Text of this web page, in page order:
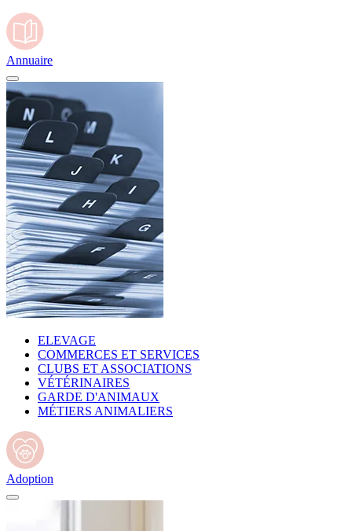
Annuaire
ELEVAGE
COMMERCES ET SERVICES
CLUBS ET ASSOCIATIONS
VÉTÉRINAIRES
GARDE D'ANIMAUX
MÉTIERS ANIMALIERS
Adoption